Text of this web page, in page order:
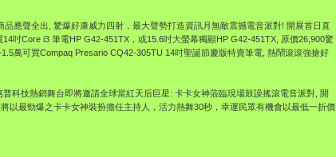
應聲全出, 驚爆好康威力四射，最大聲勢打造資訊月無敵震撼電音派對! 開展首日直
吋Core i3 筆電HP G42-451TX，或15.6吋大螢幕獨顯HP G42-451TX, 原價26,900驚
萬可買Compaq Presario CQ42-305TU 14吋聖誕節慶版特賣筆電, 熱鬧滾滾強搶好
科技熱銷舞台即將邀請全球當紅天后巨星: 卡卡女神蒞臨現場鼓譟搖滾電音派對, 開
以最勁爆之卡卡女神裝扮擔任主持人，活力熱舞30秒，幸運民眾有機會以最低一折價